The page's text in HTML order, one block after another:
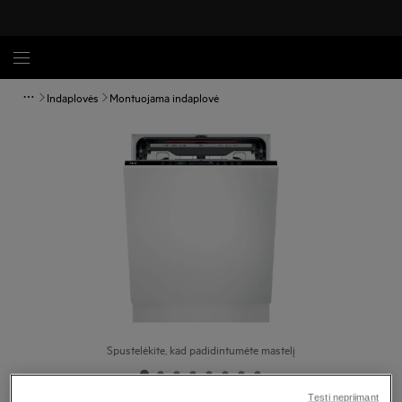
Indaplovės Montuojama indaplovė
Spustelėkite, kad padidintumėte mastelį
Tęsti nepriimant